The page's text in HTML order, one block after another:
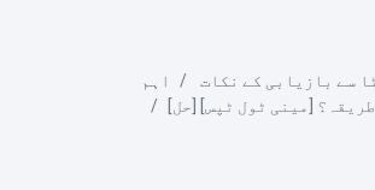
اہم
سے بازیابی کے نکات
طریقہ؟ [مینی ٹول ٹپس]